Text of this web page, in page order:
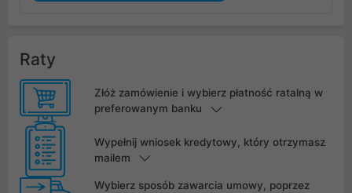
Raty
Złóż zamówienie i wybierz płatność ratalną w
preferowanym banku
Wypełnij wniosek kredytowy, który otrzymasz
mailem
Wybierz sposób zawarcia umowy, poprzez